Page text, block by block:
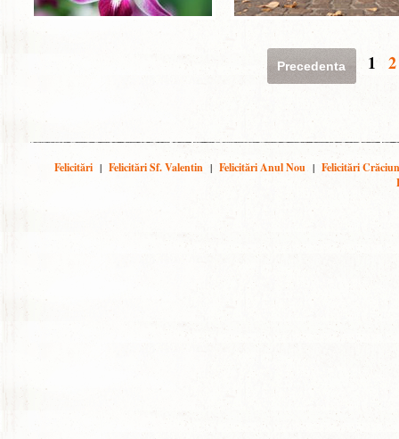
Precedenta 1 2
Felicitări | Felicitări Sf. Valentin | Felicitări Anul Nou | Felicitări